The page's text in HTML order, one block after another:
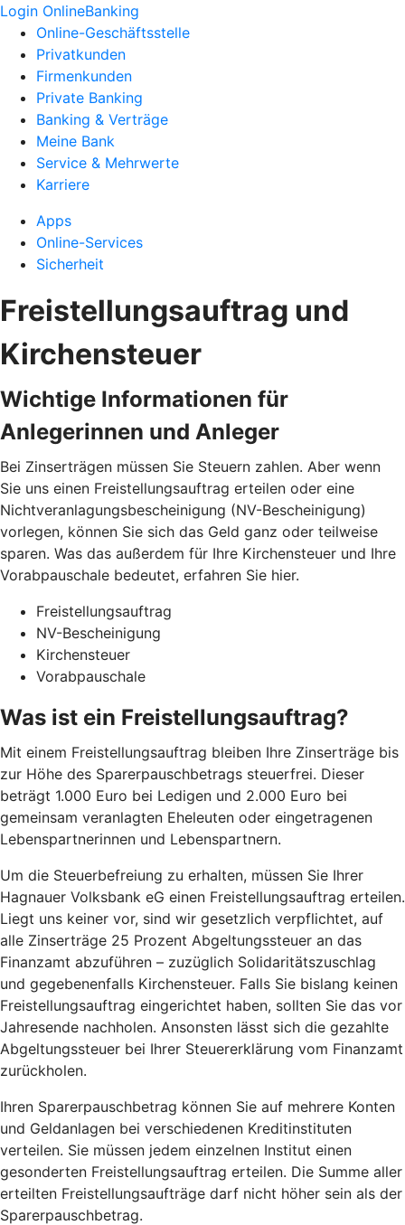
Login OnlineBanking
Online-Geschäftsstelle
Privatkunden
Firmenkunden
Private Banking
Banking & Verträge
Meine Bank
Service & Mehrwerte
Karriere
Apps
Online-Services
Sicherheit
Freistellungsauftrag und
Kirchensteuer
Wichtige Informationen für
Anlegerinnen und Anleger
Bei Zinserträgen müssen Sie Steuern zahlen. Aber wenn
Sie uns einen Freistellungsauftrag erteilen oder eine
Nichtveranlagungsbescheinigung (NV-Bescheinigung)
vorlegen, können Sie sich das Geld ganz oder teilweise
sparen. Was das außerdem für Ihre Kirchensteuer und Ihre
Vorabpauschale bedeutet, erfahren Sie hier.
Freistellungsauftrag
NV-Bescheinigung
Kirchensteuer
Vorabpauschale
Was ist ein Freistellungsauftrag?
Mit einem Freistellungsauftrag bleiben Ihre Zinserträge bis
zur Höhe des Sparerpauschbetrags steuerfrei. Dieser
beträgt 1.000 Euro bei Ledigen und 2.000 Euro bei
gemeinsam veranlagten Eheleuten oder eingetragenen
Lebenspartnerinnen und Lebenspartnern.
Um die Steuerbefreiung zu erhalten, müssen Sie Ihrer
Hagnauer Volksbank eG einen Freistellungsauftrag erteilen.
Liegt uns keiner vor, sind wir gesetzlich verpflichtet, auf
alle Zinserträge 25 Prozent Abgeltungssteuer an das
Finanzamt abzuführen – zuzüglich Solidaritätszuschlag
und gegebenenfalls Kirchensteuer. Falls Sie bislang keinen
Freistellungsauftrag eingerichtet haben, sollten Sie das vor
Jahresende nachholen. Ansonsten lässt sich die gezahlte
Abgeltungssteuer bei Ihrer Steuererklärung vom Finanzamt
zurückholen.
Ihren Sparerpauschbetrag können Sie auf mehrere Konten
und Geldanlagen bei verschiedenen Kreditinstituten
verteilen. Sie müssen jedem einzelnen Institut einen
gesonderten Freistellungsauftrag erteilen. Die Summe aller
erteilten Freistellungsaufträge darf nicht höher sein als der
Sparerpauschbetrag.